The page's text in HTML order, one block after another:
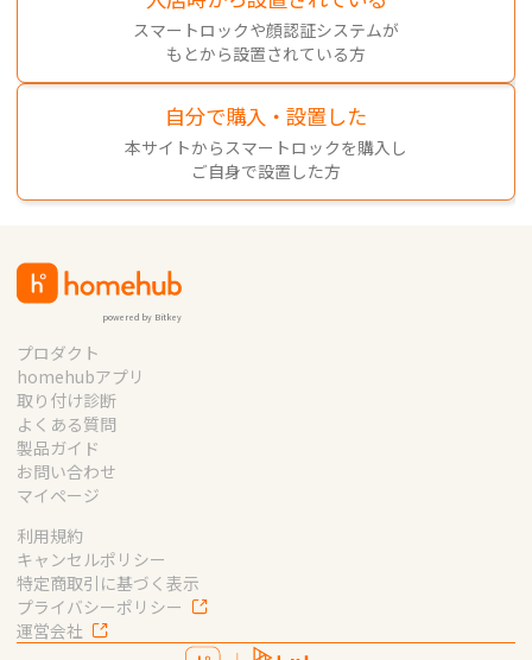
スマートロックや顔認証システムが
もとから設置されている方
自分で購入・設置した
本サイトからスマートロックを購入し
ご自身で設置した方
powered by Bitkey
プロダクト
homehubアプリ
取り付け診断
よくある質問
製品ガイド
お問い合わせ
マイページ
利用規約
キャンセルポリシー
特定商取引に基づく表示
プライバシーポリシー
運営会社